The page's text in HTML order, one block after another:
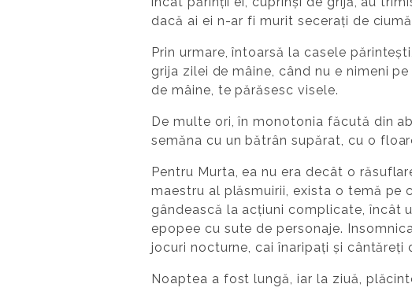
dacă ai ei n-ar fi murit secerați de
Prin urmare, întoarsă la casele
grija zilei de mâine, când nu e nimeni
de mâine, te părăsesc visele.
De multe ori, în monotonia făcută din
semăna cu un bătrân supărat, cu o
Pentru Murta, ea nu era decât o
maestru al plăsmuirii, exista o temă pe
gândească la acțiuni complicate, încât
epopee cu sute de personaje.
jocuri nocturne, cai înaripați și
Noaptea a fost lungă, iar la ziuă,